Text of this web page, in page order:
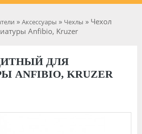
» Аксессуары » Чехлы » Чехол
Anfibio, Kruzer
ДЛЯ
ANFIBIO, KRUZER